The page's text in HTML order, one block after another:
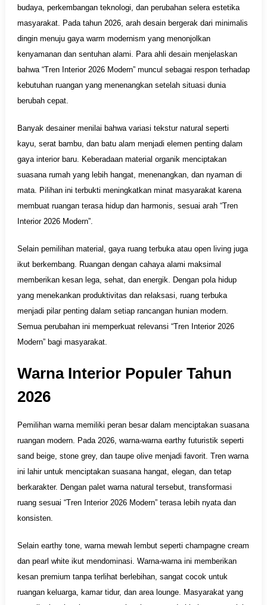
budaya, perkembangan teknologi, dan perubahan selera estetika
masyarakat. Pada tahun 2026, arah desain bergerak dari minimalis
dingin menuju gaya warm modernism yang menonjolkan
kenyamanan dan sentuhan alami. Para ahli desain menjelaskan
bahwa “Tren Interior 2026 Modern” muncul sebagai respon terhadap
kebutuhan ruangan yang menenangkan setelah situasi dunia
berubah cepat.
Banyak desainer menilai bahwa variasi tekstur natural seperti
kayu, serat bambu, dan batu alam menjadi elemen penting dalam
gaya interior baru. Keberadaan material organik menciptakan
suasana rumah yang lebih hangat, menenangkan, dan nyaman di
mata. Pilihan ini terbukti meningkatkan minat masyarakat karena
membuat ruangan terasa hidup dan harmonis, sesuai arah “Tren
Interior 2026 Modern”.
Selain pemilihan material, gaya ruang terbuka atau open living juga
ikut berkembang. Ruangan dengan cahaya alami maksimal
memberikan kesan lega, sehat, dan energik. Dengan pola hidup
yang menekankan produktivitas dan relaksasi, ruang terbuka
menjadi pilar penting dalam setiap rancangan hunian modern.
Semua perubahan ini memperkuat relevansi “Tren Interior 2026
Modern” bagi masyarakat.
Warna Interior Populer Tahun
2026
Pemilihan warna memiliki peran besar dalam menciptakan suasana
ruangan modern. Pada 2026, warna-warna earthy futuristik seperti
sand beige, stone grey, dan taupe olive menjadi favorit. Tren warna
ini lahir untuk menciptakan suasana hangat, elegan, dan tetap
berkarakter. Dengan palet warna natural tersebut, transformasi
ruang sesuai “Tren Interior 2026 Modern” terasa lebih nyata dan
konsisten.
Selain earthy tone, warna mewah lembut seperti champagne cream
dan pearl white ikut mendominasi. Warna-warna ini memberikan
kesan premium tanpa terlihat berlebihan, sangat cocok untuk
ruangan keluarga, kamar tidur, dan area lounge. Masyarakat yang